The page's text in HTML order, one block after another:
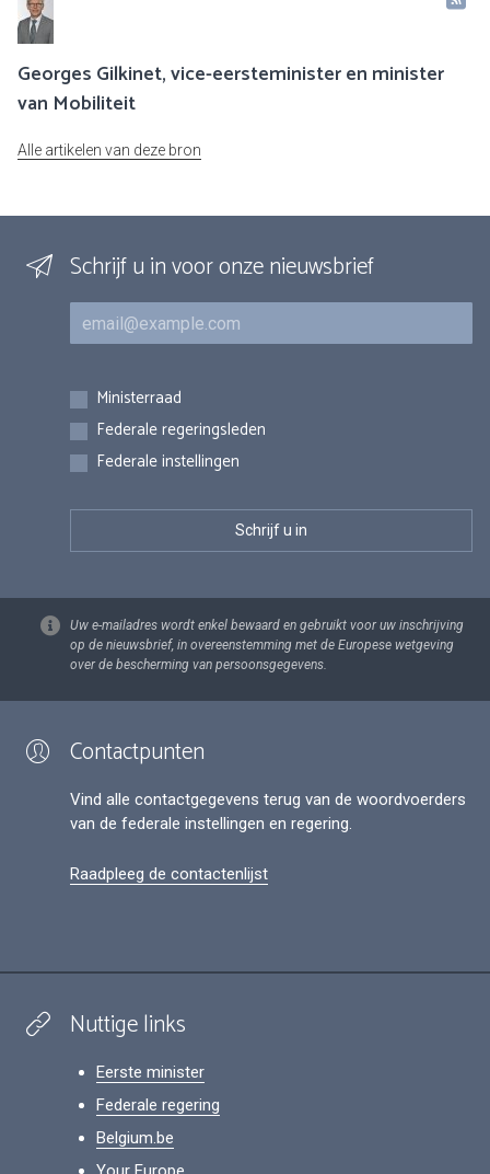
Georges Gilkinet, vice-eersteminister en minister
van Mobiliteit
Alle artikelen van deze bron
Schrijf u in voor onze nieuwsbrief
E-mail
Inschrijvingen
Ministerraad
Federale regeringsleden
Federale instellingen
Uw e-mailadres wordt enkel bewaard en gebruikt voor uw inschrijving
op de nieuwsbrief, in overeenstemming met de Europese wetgeving
over de bescherming van persoonsgegevens.
Contactpunten
Vind alle contactgegevens terug van de woordvoerders
van de federale instellingen en regering.
Raadpleeg de contactenlijst
Nuttige links
Eerste minister
Federale regering
Belgium.be